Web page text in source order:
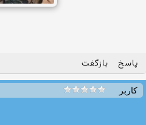
پاسخ بازگفت
کاربر